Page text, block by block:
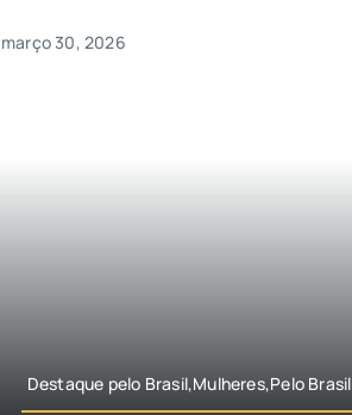
março 30, 2026
Destaque pelo Brasil,Mulheres,Pelo Brasil